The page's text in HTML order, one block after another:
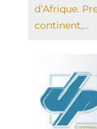
d’Afrique.
continent,...